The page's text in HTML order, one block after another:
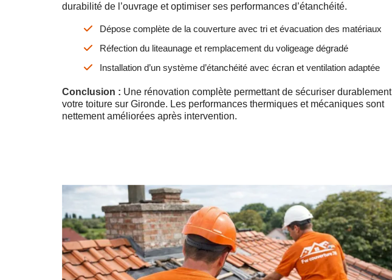
durabilité de l’ouvrage et optimiser ses performances d’étanchéité.
Dépose complète de la couverture avec tri et évacuation des matériaux
Réfection du liteaunage et remplacement du voligeage dégradé
Installation d’un système d’étanchéité avec écran et ventilation adaptée
Conclusion : Une rénovation complète permettant de sécuriser durablement
votre toiture sur Gironde. Les performances thermiques et mécaniques sont
nettement améliorées après intervention.